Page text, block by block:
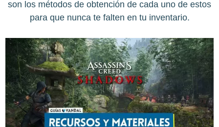
son los métodos de obtención de cada uno de estos
para que nunca te falten en tu inventario.